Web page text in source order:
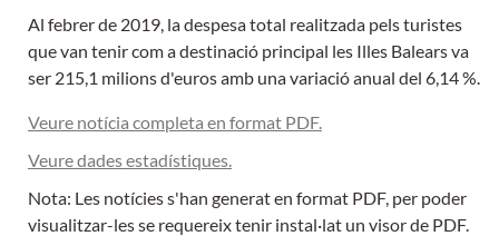
Al febrer de 2019, la despesa total realitzada pels turistes
que van tenir com a destinació principal les Illes Balears va
ser 215,1 milions d'euros amb una variació anual del 6,14 %.
Veure notícia completa en format PDF.
Veure dades estadístiques.
Nota: Les notícies s'han generat en format PDF, per poder
visualitzar-les se requereix tenir instal·lat un visor de PDF.